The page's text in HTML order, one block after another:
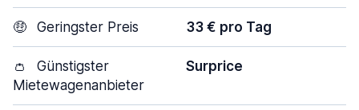
🤑 Geringster Preis 33 € pro Tag
👛
Günstigster
Mietewagenanbieter
Surprice